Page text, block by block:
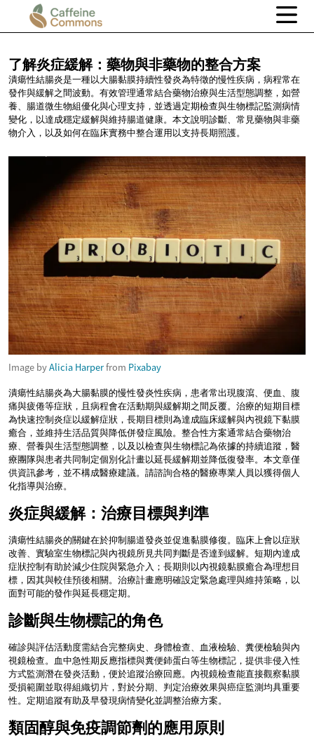
了解炎症緩解：藥物與非藥物的整合方案
潰瘍性結腸炎是一種以大腸黏膜持續性發炎為特徵的慢性疾病，病程常在
發作與緩解之間波動。有效管理通常結合藥物治療與生活型態調整，如營
養、腸道微生物組優化與心理支持，並透過定期檢查與生物標記監測病情
變化，以達成穩定緩解與維持腸道健康。本文說明診斷、常見藥物與非藥
物介入，以及如何在臨床實務中整合運用以支持長期照護。
Image byAlicia Harperfrom Pixabay
潰瘍性結腸炎為大腸黏膜的慢性發炎性疾病，患者常出現腹瀉、便血、腹
痛與疲倦等症狀，且病程會在活動期與緩解期之間反覆。治療的短期目標
為快速控制炎症以緩解症狀，長期目標則為達成臨床緩解與內視鏡下黏膜
癒合，並維持生活品質與降低併發症風險。整合性方案通常結合藥物治
療、營養與生活型態調整，以及以檢查與生物標記為依據的持續追蹤，醫
療團隊與患者共同制定個別化計畫以延長緩解期並降低復發率。本文章僅
供資訊參考，並不構成醫療建議。請諮詢合格的醫療專業人員以獲得個人
化指導與治療。
炎症與緩解：治療目標與判準
潰瘍性結腸炎的關鍵在於抑制腸道發炎並促進黏膜修復。臨床上會以症狀
改善、實驗室生物標記與內視鏡所見共同判斷是否達到緩解。短期內達成
症狀控制有助於減少住院與緊急介入；長期則以內視鏡黏膜癒合為理想目
標，因其與較佳預後相關。治療計畫應明確設定緊急處理與維持策略，以
面對可能的發作與延長穩定期。
診斷與生物標記的角色
確診與評估活動度需結合完整病史、身體檢查、血液檢驗、糞便檢驗與內
視鏡檢查。血中急性期反應指標與糞便鈰蛋白等生物標記，提供非侵入性
方式監測潛在發炎活動，便於追蹤治療回應。內視鏡檢查能直接觀察黏膜
受損範圍並取得組織切片，對於分期、判定治療效果與癌症監測均具重要
性。定期追蹤有助及早發現病情變化並調整治療方案。
類固醇與免疫調節劑的應用原則